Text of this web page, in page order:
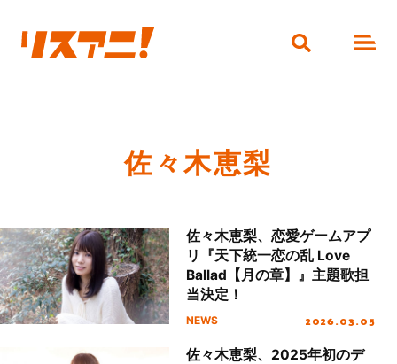
佐々木恵梨
佐々木恵梨、恋愛ゲームアプ
リ『天下統一恋の乱 Love
Ballad【月の章】』主題歌担
当決定！
NEWS 2026.03.05
佐々木恵梨、2025年初のデ